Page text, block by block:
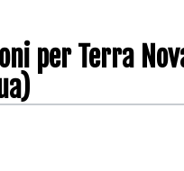
per Terra